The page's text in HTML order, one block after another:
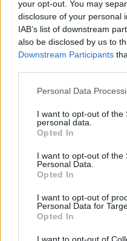
your opt-out. You may
disclosure of your personal
IAB’s list of downstream
also be disclosed by us to
Downstream Participants
Personal Data
I want to opt-out of the
personal data.
Opted In
I want to opt-out of the
Personal Data.
Opted In
I want to opt-out of
Personal Data for
Opted In
I want to opt-out of
la isla.
Desde el Ayuntamiento de
Bartolomé se invita a toda la
ciudadanía a acompañar
homenaje a una mujer que
acto que promete ser
Escribir un comentario
(requerido)